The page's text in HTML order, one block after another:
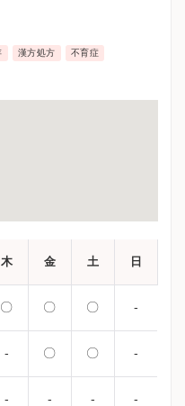
漢方処方 不育症
木 金 土 日
〇 〇 〇 -
- 〇 〇 -
- - - -